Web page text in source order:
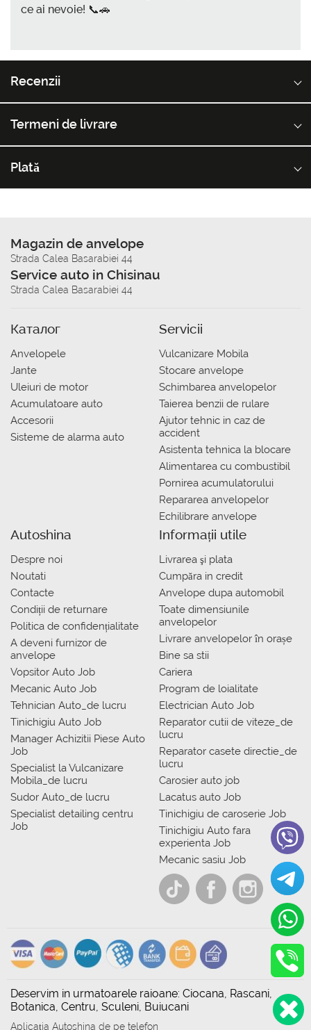
ce ai nevoie! 📞🚗
Recenzii
Termeni de livrare
Plată
Magazin de anvelope
Strada Calea Basarabiei 44
Service auto in Chisinau
Strada Calea Basarabiei 44
Каталог
Anvelopele
Jante
Uleiuri de motor
Acumulatoare auto
Accesorii
Sisteme de alarma auto
Servicii
Vulcanizare Mobila
Stocare anvelope
Schimbarea anvelopelor
Taierea benzii de rulare
Ajutor tehnic in caz de
accident
Asistenta tehnica la blocare
Alimentarea cu combustibil
Pornirea acumulatorului
Repararea anvelopelor
Echilibrare anvelope
Autoshina
Despre noi
Noutati
Contacte
Condiții de returnare
Politica de confidențialitate
A deveni furnizor de
anvelope
Vopsitor Auto Job
Mecanic Auto Job
Tehnician Auto_de lucru
Tinichigiu Auto Job
Manager Achizitii Piese Auto
Job
Specialist la Vulcanizare
Mobila_de lucru
Sudor Auto_de lucru
Specialist detailing centru
Job
Informații utile
Livrarea şi plata
Сumpăra in credit
Anvelope dupa automobil
Toate dimensiunile
anvelopelor
Livrare anvelopelor în orașe
Bine sa stii
Cariera
Program de loialitate
Electrician Auto Job
Reparator cutii de viteze_de
lucru
Reparator casete directie_de
lucru
Carosier auto job
Lacatus auto Job
Tinichigiu de caroserie Job
Tinichigiu Auto fara
experienta Job
Mecanic sasiu Job
Deservim in urmatoarele raioane: Ciocana, Rascani,
Botanica, Centru, Sculeni, Buiucani
Aplicația Autoshina de pe telefon